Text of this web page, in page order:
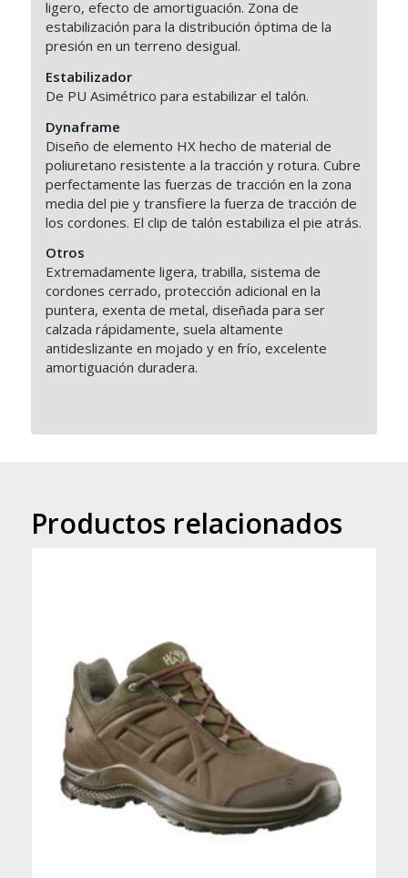
ligero, efecto de amortiguación. Zona de
estabilización para la distribución óptima de la
presión en un terreno desigual.
Estabilizador
De PU Asimétrico para estabilizar el talón.
Dynaframe
Diseño de elemento HX hecho de material de
poliuretano resistente a la tracción y rotura. Cubre
perfectamente las fuerzas de tracción en la zona
media del pie y transfiere la fuerza de tracción de
los cordones. El clip de talón estabiliza el pie atrás.
Otros
Extremadamente ligera, trabilla, sistema de
cordones cerrado, protección adicional en la
puntera, exenta de metal, diseñada para ser
calzada rápidamente, suela altamente
antideslizante en mojado y en frío, excelente
amortiguación duradera.
Productos relacionados